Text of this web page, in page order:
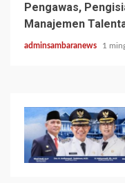
Pengawas,
Manajemen
adminsambaranews 1